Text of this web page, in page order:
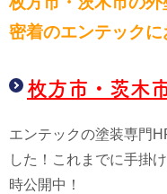
密着のエンテックに
枚方市・茨木
エンテックの塗装専門
した！これまでに手掛
時公開中！